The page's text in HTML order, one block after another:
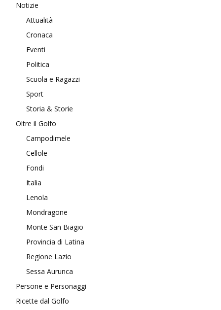
Notizie
Attualità
Cronaca
Eventi
Politica
Scuola e Ragazzi
Sport
Storia & Storie
Oltre il Golfo
Campodimele
Cellole
Fondi
Italia
Lenola
Mondragone
Monte San Biagio
Provincia di Latina
Regione Lazio
Sessa Aurunca
Persone e Personaggi
Ricette dal Golfo